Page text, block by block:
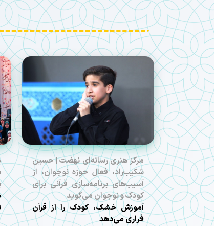
مرکز هنری رسانه‌ای نهضت | حسین
شکیب‌راد، فعال حوزه نوجوان، از
آسیب‌های برنامه‌سازی قرآنی برای
کودک و نوجوان می‌گوید
آموزش خشک، کودک را از قرآن
فراری می‌دهد